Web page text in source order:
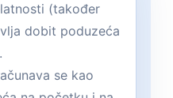
(također
dobit poduzeća
se kao